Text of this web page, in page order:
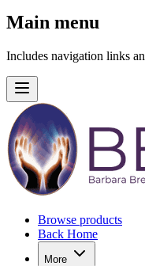
Main menu
Includes navigation links
Browse products
Back Home
More